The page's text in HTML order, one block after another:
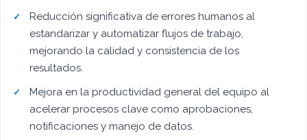
Reducción significativa de errores humanos al
estandarizar y automatizar flujos de trabajo,
mejorando la calidad y consistencia de los
resultados.
Mejora en la productividad general del equipo al
acelerar procesos clave como aprobaciones,
notificaciones y manejo de datos.